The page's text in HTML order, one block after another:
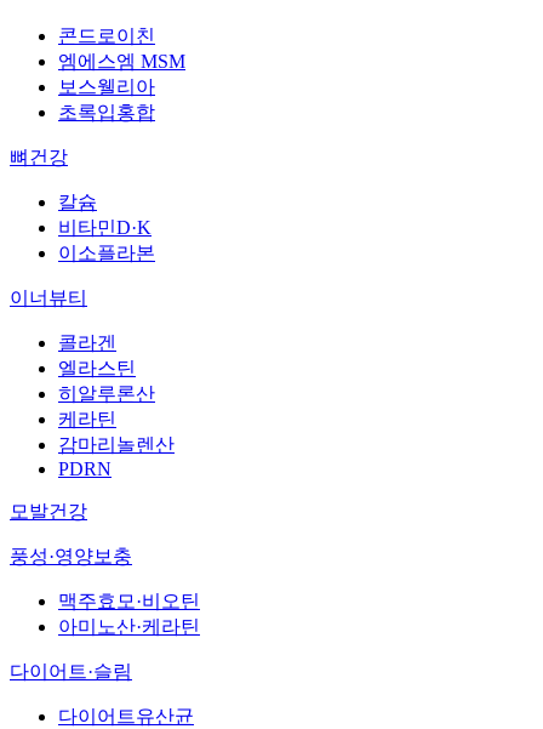
콘드로이친
엠에스엠 MSM
보스웰리아
초록입홍합
뼈건강
칼슘
비타민D·K
이소플라본
이너뷰티
콜라겐
엘라스틴
히알루론산
케라틴
감마리놀렌산
PDRN
모발건강
풍성·영양보충
맥주효모·비오틴
아미노산·케라틴
다이어트·슬림
다이어트유산균